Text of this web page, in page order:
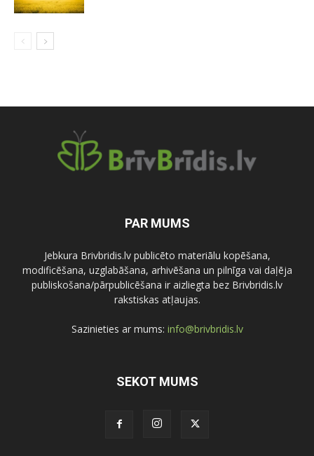
PAR MUMS
Jebkura Brivbridis.lv publicēto materiālu kopēšana,
modificēšana, uzglabāšana, arhivēšana un pilnīga vai daļēja
publiskošana/pārpublicēšana ir aizliegta bez Brivbridis.lv
rakstiskas atļaujas.
Sazinieties ar mums: info@brivbridis.lv
SEKOT MUMS